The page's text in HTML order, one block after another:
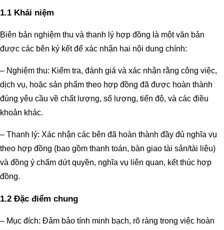
1.1 Khái niệm
Biên bản nghiệm thu và thanh lý hợp đồng là một văn bản
được các bên ký kết để xác nhận hai nội dung chính:
– Nghiệm thu: Kiểm tra, đánh giá và xác nhận rằng công việc,
dịch vụ, hoặc sản phẩm theo hợp đồng đã được hoàn thành
đúng yêu cầu về chất lượng, số lượng, tiến độ, và các điều
khoản khác.
– Thanh lý: Xác nhận các bên đã hoàn thành đầy đủ nghĩa vụ
theo hợp đồng (bao gồm thanh toán, bàn giao tài sản/tài liệu)
và đồng ý chấm dứt quyền, nghĩa vụ liên quan, kết thúc hợp
đồng.
1.2 Đặc điểm chung
– Mục đích: Đảm bảo tính minh bạch, rõ ràng trong việc hoàn